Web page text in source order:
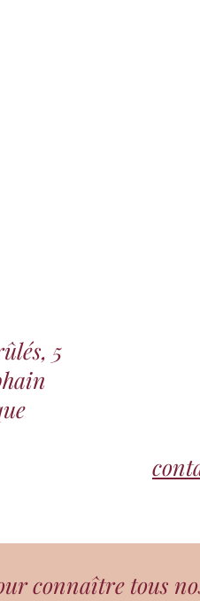
5
connaître tous